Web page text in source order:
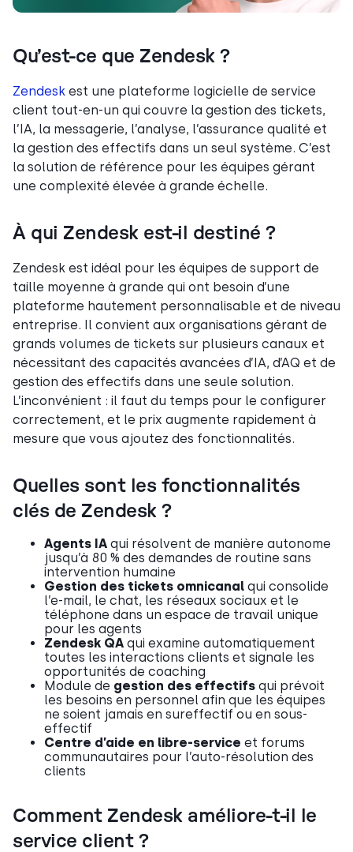
Qu’est-ce que Zendesk ?
Zendesk est une plateforme logicielle de service
client tout-en-un qui couvre la gestion des tickets,
l’IA, la messagerie, l’analyse, l’assurance qualité et
la gestion des effectifs dans un seul système. C’est
la solution de référence pour les équipes gérant
une complexité élevée à grande échelle.
À qui Zendesk est-il destiné ?
Zendesk est idéal pour les équipes de support de
taille moyenne à grande qui ont besoin d’une
plateforme hautement personnalisable et de niveau
entreprise. Il convient aux organisations gérant de
grands volumes de tickets sur plusieurs canaux et
nécessitant des capacités avancées d’IA, d’AQ et de
gestion des effectifs dans une seule solution.
L’inconvénient : il faut du temps pour le configurer
correctement, et le prix augmente rapidement à
mesure que vous ajoutez des fonctionnalités.
Quelles sont les fonctionnalités
clés de Zendesk ?
Agents IA qui résolvent de manière autonome
jusqu’à 80 % des demandes de routine sans
intervention humaine
Gestion des tickets omnicanal qui consolide
l’e-mail, le chat, les réseaux sociaux et le
téléphone dans un espace de travail unique
pour les agents
Zendesk QA qui examine automatiquement
toutes les interactions clients et signale les
opportunités de coaching
Module de gestion des effectifs qui prévoit
les besoins en personnel afin que les équipes
ne soient jamais en sureffectif ou en sous-
effectif
Centre d’aide en libre-service et forums
communautaires pour l’auto-résolution des
clients
Comment Zendesk améliore-t-il le
service client ?